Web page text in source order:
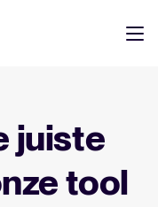
betere beslissingen in
voor Tellent
juiste
tool